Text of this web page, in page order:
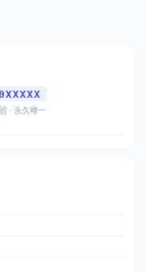
· 永久唯一